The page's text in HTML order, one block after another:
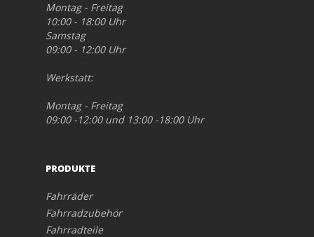
Montag - Freitag
10:00 - 18:00 Uhr
Samstag
09:00 - 12:00 Uhr
Werkstatt:
Montag - Freitag
09:00 -12:00 und 13:00 -18:00 Uhr
PRODUKTE
Fahrräder
Fahrradzubehör
Fahrradteile